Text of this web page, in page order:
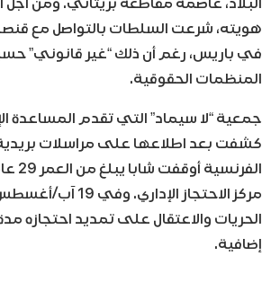
هويته، شرعت السلطات بالتواصل مع
في باريس، رغم أن ذلك “غير قانوني”
المنظمات الحقوقية.
جمعية “لا سيماد” التي تقدم المساعدة
كشفت بعد اطلاعها على مراسلات
مركز الاحتجاز
إضافية.